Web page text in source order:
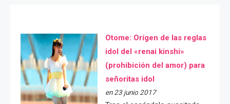
Otome: Orígen de las reglas
idol del «renai kinshi»
(prohibición del amor) para
señoritas idol
en 23 junio 2017